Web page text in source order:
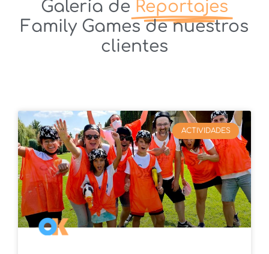
Galería de Reportajes
Family Games de nuestros
clientes
ACTIVIDADES